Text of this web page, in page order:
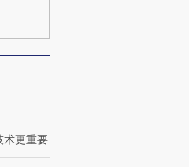
术更重要